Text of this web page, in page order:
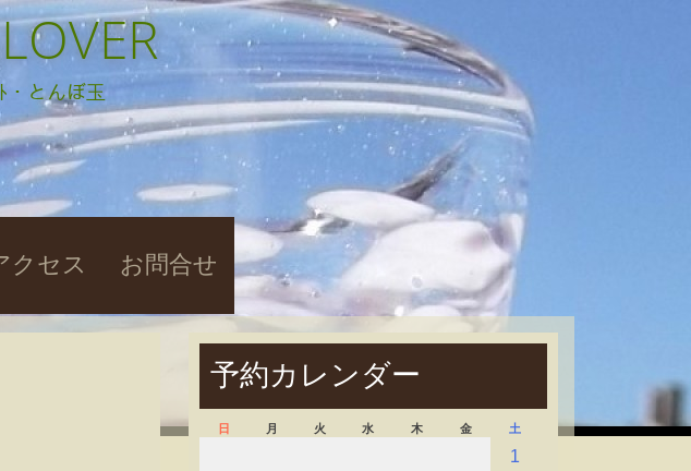
・とんぼ玉
クセス お問合せ
予約カレンダー
日 月 火 水 木 金 土
1